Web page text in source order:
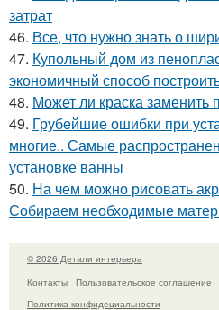
затрат
46. Все, что нужно знать о
47. Купольный дом из
экономичный способ
48. Может ли краска заменить
49. Грубейшие ошибки при
многие.. Самые
установке ванны
50. На чем можно рисовать
Собираем необходимые
© 2026 Детали интерьера
Контакты
Пользовательское соглашение
Политика конфидециальности